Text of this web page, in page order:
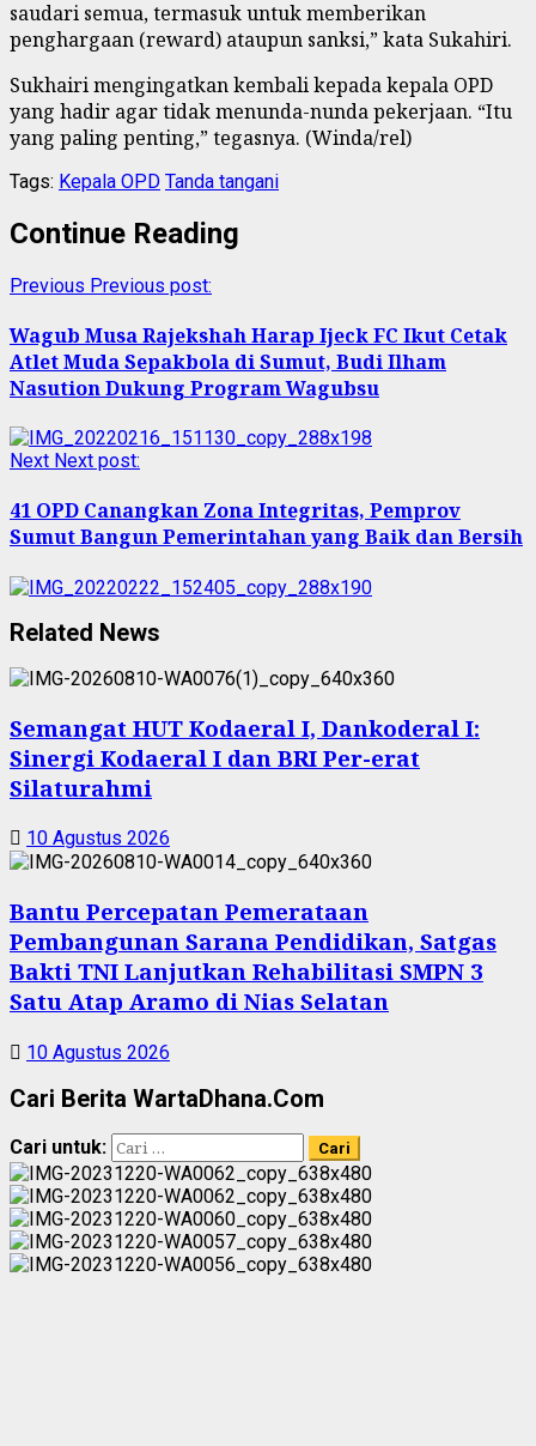
saudari semua, termasuk untuk memberikan
penghargaan (reward) ataupun sanksi,” kata Sukahiri.
Sukhairi mengingatkan kembali kepada kepala OPD
yang hadir agar tidak menunda-nunda pekerjaan. “Itu
yang paling penting,” tegasnya. (Winda/rel)
Tags: Kepala OPD Tanda tangani
Continue Reading
Previous Previous post:
Wagub Musa Rajekshah Harap Ijeck FC Ikut Cetak
Atlet Muda Sepakbola di Sumut, Budi Ilham
Nasution Dukung Program Wagubsu
Next Next post:
41 OPD Canangkan Zona Integritas, Pemprov
Sumut Bangun Pemerintahan yang Baik dan Bersih
Related News
Semangat HUT Kodaeral I, Dankoderal I:
Sinergi Kodaeral I dan BRI Per-erat
Silaturahmi
10 Agustus 2026
Bantu Percepatan Pemerataan
Pembangunan Sarana Pendidikan, Satgas
Bakti TNI Lanjutkan Rehabilitasi SMPN 3
Satu Atap Aramo di Nias Selatan
10 Agustus 2026
Cari Berita WartaDhana.Com
Cari untuk: